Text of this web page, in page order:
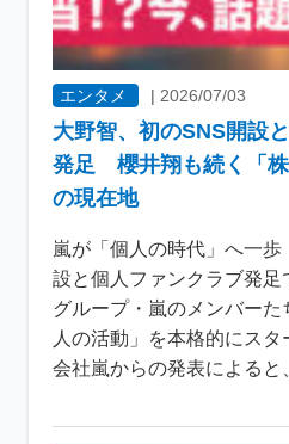
エンタメ |2026/07/03
大野智、初のSNS開設
発足 櫻井翔も続く「株
の現在地
嵐が「個人の時代」へ一
設と個人ファンクラブ発
グループ・嵐のメンバー
人の活動」を本格的にス
会社嵐からの発表による